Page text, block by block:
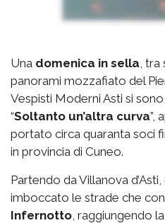
Una domenica in sella ,
panorami mozzafiato del
Vespisti Moderni Asti si
“Soltanto un’altra curva”,
portato circa quaranta soci
in provincia di Cuneo.
Partendo da Villanova
imboccato le strade che
Infernotto , raggiungendo